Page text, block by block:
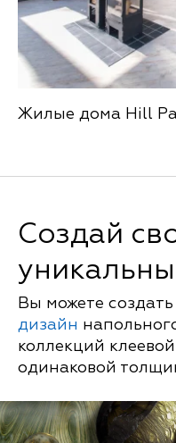
Жилые дома Hill
Создай
Вы можете создать
дизайн
коллекций
одинаковой